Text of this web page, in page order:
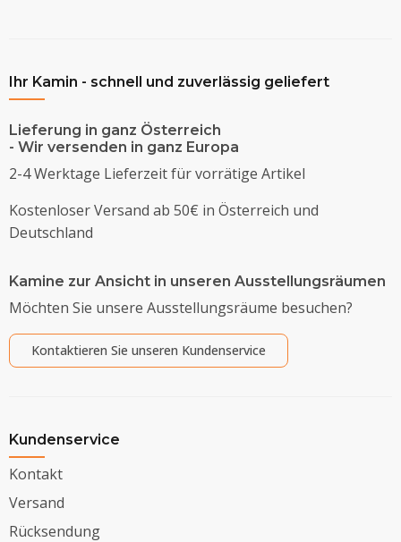
Ihr Kamin - schnell und zuverlässig geliefert
Lieferung in ganz Österreich
- Wir versenden in ganz Europa
2-4 Werktage Lieferzeit für vorrätige Artikel
Kostenloser Versand ab 50€ in Österreich und
Deutschland
Kamine zur Ansicht in unseren Ausstellungsräumen
Möchten Sie unsere Ausstellungsräume besuchen?
Kontaktieren Sie unseren Kundenservice
Kundenservice
Kontakt
Versand
Rücksendung